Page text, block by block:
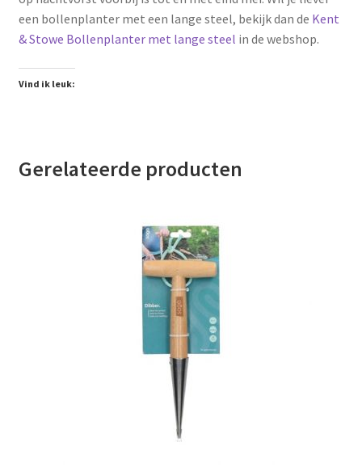
een bollenplanter met een lange steel, bekijk dan de Kent
& Stowe Bollenplanter met lange steel in de webshop.
Vind ik leuk:
Gerelateerde producten